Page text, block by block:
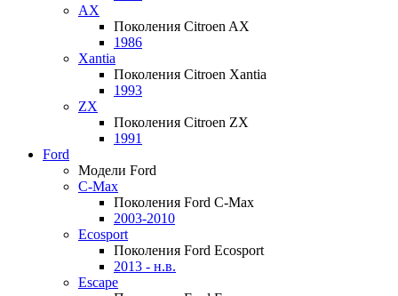
AX
Поколения Citroen AX
1986
Xantia
Поколения Citroen Xantia
1993
ZX
Поколения Citroen ZX
1991
Ford
Модели Ford
C-Max
Поколения Ford C-Max
2003-2010
Ecosport
Поколения Ford Ecosport
2013 - н.в.
Escape